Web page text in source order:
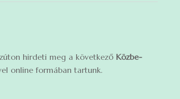
hirdeti meg a következő Közbe-
online formában tartunk.